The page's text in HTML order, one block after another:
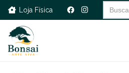
Loja Física
Search
for: